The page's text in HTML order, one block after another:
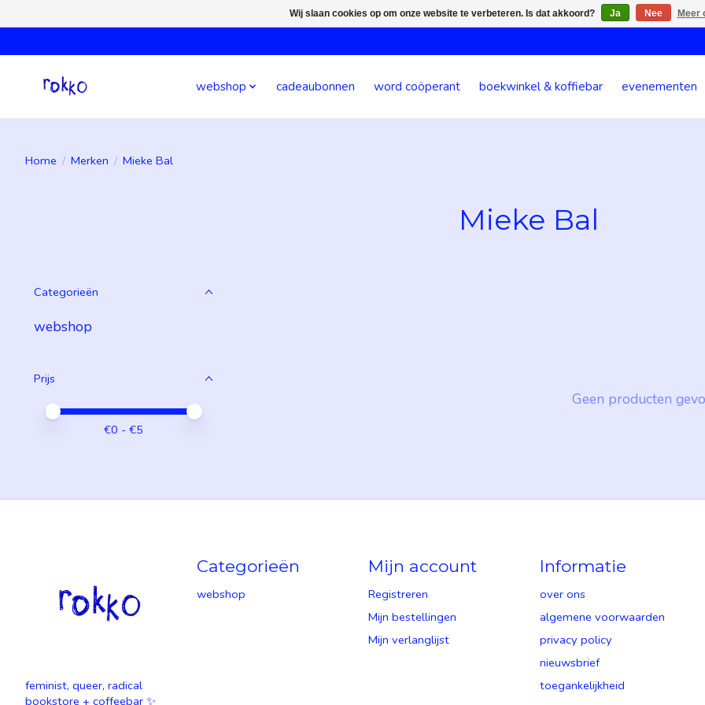
webshop cadeaubonnen word coöperant boekwinkel & koffiebar evenementen
Home / Merken / Mieke Bal
Mieke Bal
Categorieën
webshop
Prijs
Minimale prijswaarde
Price maximum value
€0 - €5
Geen producten
feminist, queer, radical
bookstore + coffeebar ✨
Categorieën
webshop
Mijn account
Registreren
Mijn bestellingen
Mijn verlanglijst
Informatie
over ons
algemene voorwaarden
privacy policy
nieuwsbrief
toegankelijkheid
Wij slaan cookies op om onze website te verbeteren. Is dat akkoord? Ja Nee Meer